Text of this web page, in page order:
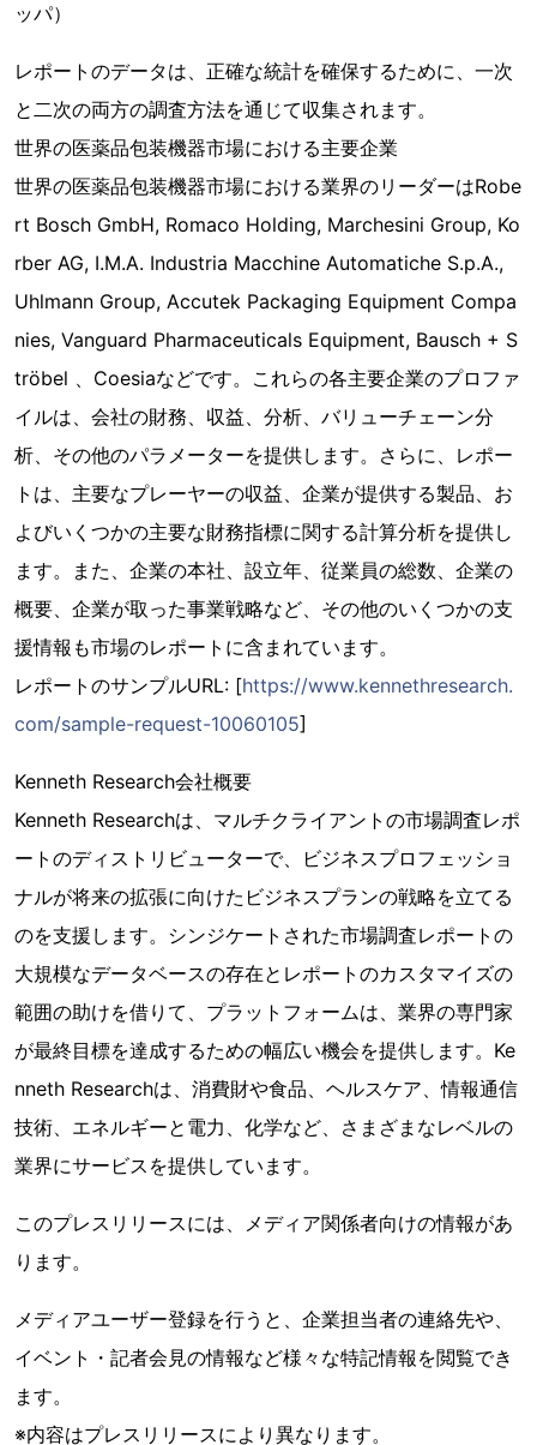
ッパ）
レポートのデータは、正確な統計を確保するために、一次
と二次の両方の調査方法を通じて収集されます。
世界の医薬品包装機器市場における主要企業
世界の医薬品包装機器市場における業界のリーダーはRobe
rt Bosch GmbH, Romaco Holding, Marchesini Group, Ko
rber AG, I.M.A. Industria Macchine Automatiche S.p.A.,
Uhlmann Group, Accutek Packaging Equipment Compa
nies, Vanguard Pharmaceuticals Equipment, Bausch + S
tröbel 、Coesiaなどです。これらの各主要企業のプロファ
イルは、会社の財務、収益、分析、バリューチェーン分
析、その他のパラメーターを提供します。さらに、レポー
トは、主要なプレーヤーの収益、企業が提供する製品、お
よびいくつかの主要な財務指標に関する計算分析を提供し
ます。また、企業の本社、設立年、従業員の総数、企業の
概要、企業が取った事業戦略など、その他のいくつかの支
援情報も市場のレポートに含まれています。
レポートのサンプルURL: [https://www.kennethresearch.
com/sample-request-10060105]
Kenneth Research会社概要
Kenneth Researchは、マルチクライアントの市場調査レポ
ートのディストリビューターで、ビジネスプロフェッショ
ナルが将来の拡張に向けたビジネスプランの戦略を立てる
のを支援します。シンジケートされた市場調査レポートの
大規模なデータベースの存在とレポートのカスタマイズの
範囲の助けを借りて、プラットフォームは、業界の専門家
が最終目標を達成するための幅広い機会を提供します。Ke
nneth Researchは、消費財や食品、ヘルスケア、情報通信
技術、エネルギーと電力、化学など、さまざまなレベルの
業界にサービスを提供しています。
このプレスリリースには、メディア関係者向けの情報があ
ります。
メディアユーザー登録を行うと、企業担当者の連絡先や、
イベント・記者会見の情報など様々な特記情報を閲覧でき
ます。
※内容はプレスリリースにより異なります。